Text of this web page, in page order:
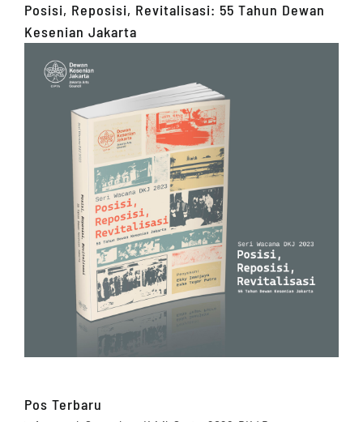
Posisi, Reposisi, Revitalisasi: 55 Tahun Dewan
Kesenian Jakarta
Pos Terbaru